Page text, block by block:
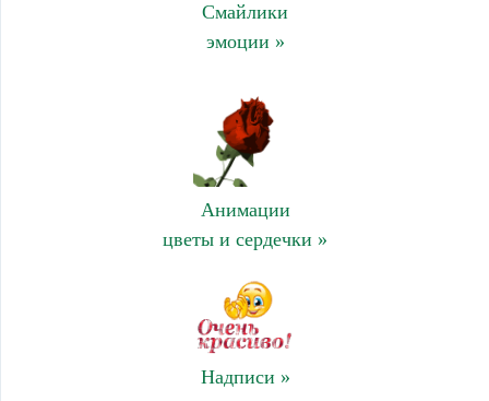
Смайлики
эмоции »
Анимации
цветы и сердечки »
Надписи »